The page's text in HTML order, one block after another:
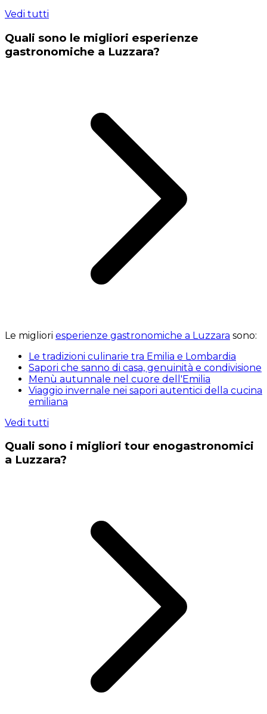
Vedi tutti
Quali sono le migliori esperienze
gastronomiche a Luzzara?
Le migliori esperienze gastronomiche a Luzzara sono:
Le tradizioni culinarie tra Emilia e Lombardia
Sapori che sanno di casa, genuinità e condivisione
Menù autunnale nel cuore dell'Emilia
Viaggio invernale nei sapori autentici della cucina
emiliana
Vedi tutti
Quali sono i migliori tour enogastronomici
a Luzzara?